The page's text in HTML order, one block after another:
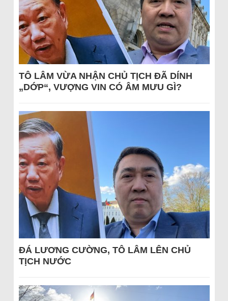
TÔ LÂM VỪA NHẬN CHỦ TỊCH ĐÃ DÍNH
„DỚP“, VƯỢNG VIN CÓ ÂM MƯU GÌ?
ĐÁ LƯƠNG CƯỜNG, TÔ LÂM LÊN CHỦ
TỊCH NƯỚC